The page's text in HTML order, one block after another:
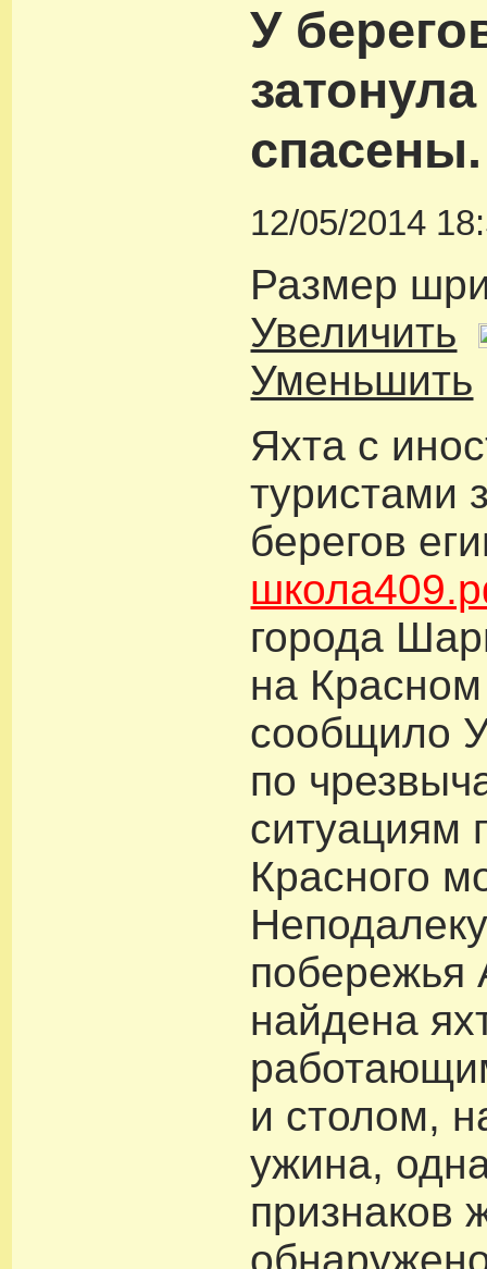
У
спасены.
12/05/2014
Размер
Увеличить
Уменьшить
Яхта с
туристами
берегов
города
на
сообщило
по
ситуациям
Красного
побережья
найдена
и столом,
ужина,
признаков